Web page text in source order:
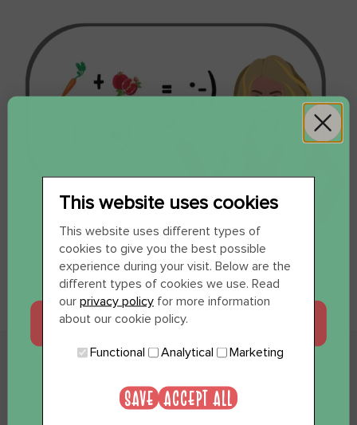
This website uses cookies
This website uses different types of
cookies to give you the best possible
experience during your visit. Below are the
different types of cookies we use. Read
our privacy policy for more information
about our cookie policy.
Functional Analytical Marketing
SAVE ACCEPT ALL
WIL JE 12 SHOTS
CADEAU?
JA, GRAAG